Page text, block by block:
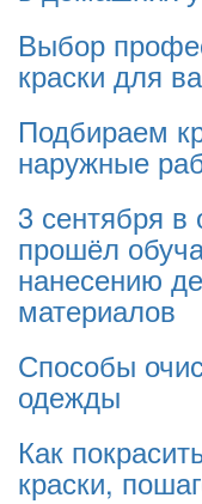
Выбор
краски для
Подбираем
наружные
3 сентября
прошёл
нанесению
материалов
Способы
одежды
Как
краски,